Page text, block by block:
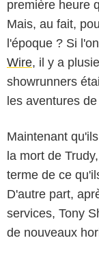
première heure
Mais, au fait,
l'époque ? Si
Wire, il y a
showrunners
les aventures
Maintenant
la mort de
terme de ce
D'autre part,
services, Tony
de nouveaux